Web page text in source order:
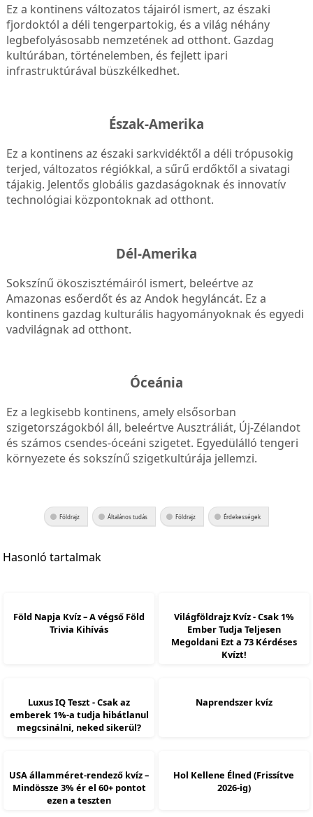
Ez a kontinens változatos tájairól ismert, az északi
fjordoktól a déli tengerpartokig, és a világ néhány
legbefolyásosabb nemzetének ad otthont. Gazdag
kultúrában, történelemben, és fejlett ipari
infrastruktúrával büszkélkedhet.
Észak-Amerika
Ez a kontinens az északi sarkvidéktől a déli trópusokig
terjed, változatos régiókkal, a sűrű erdőktől a sivatagi
tájakig. Jelentős globális gazdaságoknak és innovatív
technológiai központoknak ad otthont.
Dél-Amerika
Sokszínű ökoszisztémáiról ismert, beleértve az
Amazonas esőerdőt és az Andok hegyláncát. Ez a
kontinens gazdag kulturális hagyományoknak és egyedi
vadvilágnak ad otthont.
Óceánia
Ez a legkisebb kontinens, amely elsősorban
szigetországokból áll, beleértve Ausztráliát, Új-Zélandot
és számos csendes-óceáni szigetet. Egyedülálló tengeri
környezete és sokszínű szigetkultúrája jellemzi.
Földrajz Általános tudás Földrajz Érdekességek
Hasonló tartalmak
Föld Napja Kvíz – A végső Föld
Trivia Kihívás
Világföldrajz Kvíz - Csak 1%
Ember Tudja Teljesen
Megoldani Ezt a 73 Kérdéses
Kvízt!
Luxus IQ Teszt - Csak az
emberek 1%-a tudja hibátlanul
megcsinálni, neked sikerül?
Naprendszer kvíz
USA államméret-rendező kvíz –
Mindössze 3% ér el 60+ pontot
ezen a teszten
Hol Kellene Élned (Frissítve
2026-ig)